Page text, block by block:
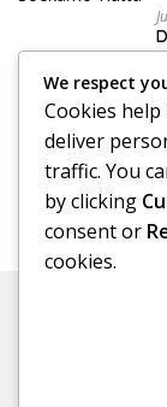
We respect
Cookies
deliver
traffic. You
by clicking
consent or
cookies.